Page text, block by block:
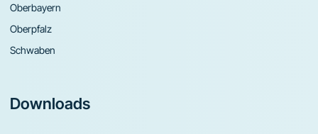
Oberbayern
Oberpfalz
Schwaben
Downloads